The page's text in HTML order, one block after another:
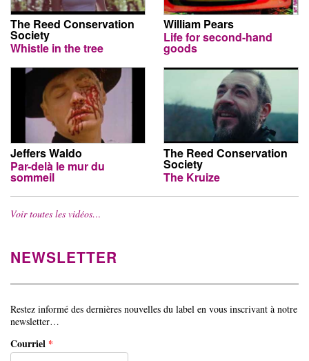
The Reed Conservation
Society
Whistle in the tree
William Pears
Life for second-hand
goods
Jeffers Waldo
Par-delà le mur du
sommeil
The Reed Conservation
Society
The Kruize
Voir toutes les vidéos…
NEWSLETTER
Restez informé des dernières nouvelles du label en vous inscrivant à notre
newsletter…
Courriel *